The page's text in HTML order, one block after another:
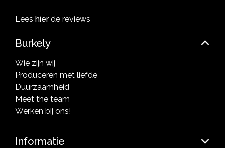
Lees hierde reviews
Burkely
Wie zijn wij
Produceren met liefde
Duurzaamheid
Meet the team
Werken bij ons!
Informatie